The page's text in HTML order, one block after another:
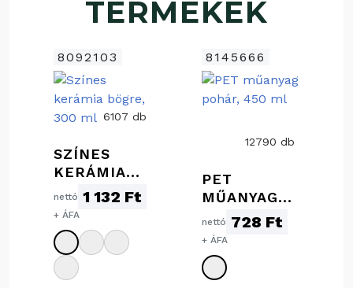
TERMÉKEK
8092103
6107 db
SZÍNES
KERÁMIA
BÖGRE, 300
ML
nettó 1 132 Ft
+ ÁFA
8145666
12790 db
PET
MŰANYAG
POHÁR, 450
ML
nettó 728 Ft
+ ÁFA